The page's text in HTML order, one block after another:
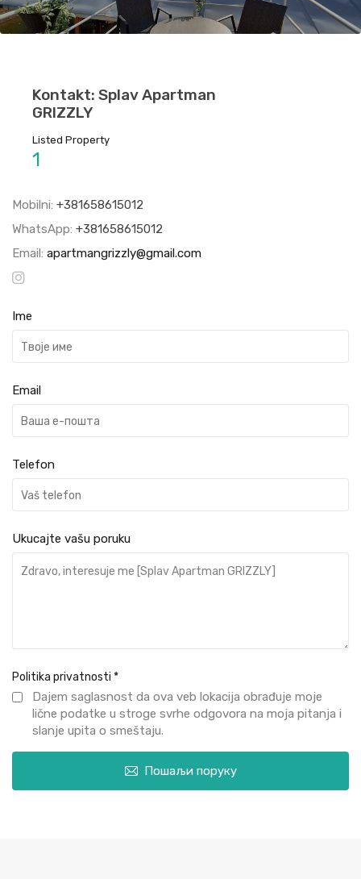
Kontakt: Splav Apartman
GRIZZLY
Listed Property
1
Mobilni: +381658615012
WhatsApp: +381658615012
Email: apartmangrizzly@gmail.com
Ime
Email
Telefon
Ukucajte vašu poruku
Politika privatnosti *
Dajem saglasnost da ova veb lokacija obrađuje moje
lične podatke u stroge svrhe odgovora na moja pitanja i
slanje upita o smeštaju.
Пошаљи поруку